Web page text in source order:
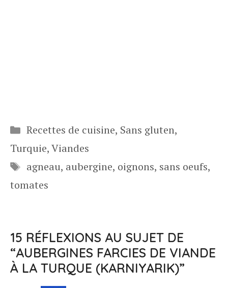
Catégories
Recettes de cuisine, Sans gluten,
Turquie,Viandes
Étiquettes
agneau, aubergine, oignons, sans oeufs,
tomates
15 RÉFLEXIONS AU SUJET DE
“AUBERGINES FARCIES DE VIANDE
À LA TURQUE (KARNIYARIK)”